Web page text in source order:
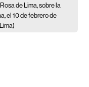
de Lima, sobre la
el 10 de febrero de